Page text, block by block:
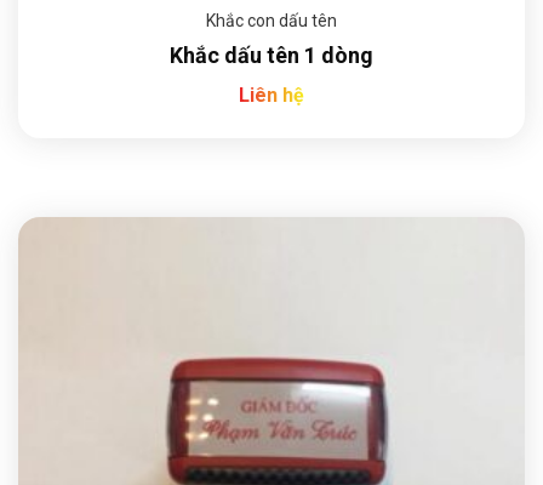
Khắc con dấu tên
Khắc dấu tên 1 dòng
Liên hệ